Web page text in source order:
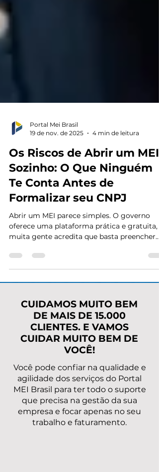
19 de nov. de 2025
4 min de leitura
Os Riscos de Abrir um MEI
Sozinho: O Que Ninguém
Te Conta Antes de
Formalizar seu CNPJ
Abrir um MEI parece simples. O governo
oferece uma plataforma prática e gratuita, e
muita gente acredita que basta preencher
maioria dos empreendedores que abrem
só aparecem meses ou anos depois —
geralmente quando já é tarde demais. Há
Riscos de Abrir um MEI Sozinho: Neste
você vai entender: Quais são os riscos reais
de abrir o MEI sozinho Co
CUIDAMOS MUITO BEM
DE MAIS DE 15.000
CLIENTES. E VAMOS
CUIDAR MUITO BEM DE
VOCÊ!
Você pode confiar na qualidade e
agilidade dos serviços do Portal
MEI Brasil para ter todo o suporte
que precisa na gestão da sua
empresa e focar apenas no seu